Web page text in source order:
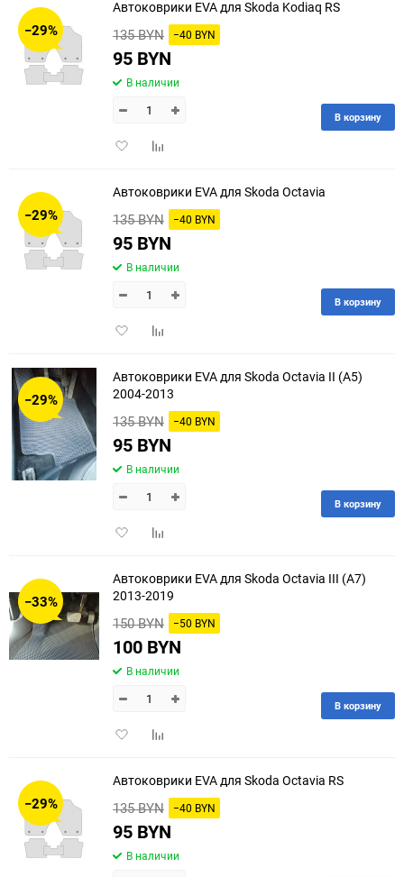
−29%
Автоковрики EVA для Skoda Kodiaq RS
135 BYN −40 BYN
95 BYN
В наличии
ДобавитьДобавить
В корзину
−29%
Автоковрики EVA для Skoda Octavia
135 BYN −40 BYN
95 BYN
В наличии
ДобавитьДобавить
В корзину
−29%
Автоковрики EVA для Skoda Octavia II (A5)
2004-2013
135 BYN −40 BYN
95 BYN
В наличии
ДобавитьДобавить
В корзину
−33%
Автоковрики EVA для Skoda Octavia III (A7)
2013-2019
150 BYN −50 BYN
100 BYN
В наличии
ДобавитьДобавить
В корзину
−29%
Автоковрики EVA для Skoda Octavia RS
135 BYN −40 BYN
95 BYN
В наличии